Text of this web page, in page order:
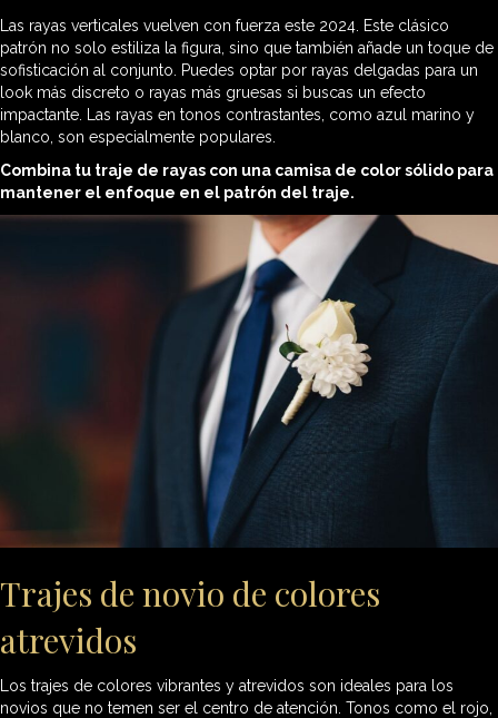
Las rayas verticales vuelven con fuerza este 2024. Este clásico
patrón no solo estiliza la figura, sino que también añade un toque de
sofisticación al conjunto. Puedes optar por rayas delgadas para un
look más discreto o rayas más gruesas si buscas un efecto
impactante. Las rayas en tonos contrastantes, como azul marino y
blanco, son especialmente populares.
Combina tu traje de rayas con una camisa de color sólido para
mantener el enfoque en el patrón del traje.
Trajes de novio de colores
atrevidos
Los trajes de colores vibrantes y atrevidos son ideales para los
novios que no temen ser el centro de atención. Tonos como el rojo,